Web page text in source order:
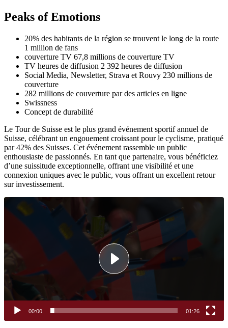
Peaks of Emotions
20% des habitants de la région se trouvent le long de la route
1 million de fans
couverture TV 67,8 millions de couverture TV
TV heures de diffusion 2 392 heures de diffusion
Social Media, Newsletter, Strava et Rouvy 230 millions de
couverture
282 millions de couverture par des articles en ligne
Swissness
Concept de durabilité
Le Tour de Suisse est le plus grand événement sportif annuel de
Suisse, célébrant un engouement croissant pour le cyclisme, pratiqué
par 42% des Suisses. Cet événement rassemble un public
enthousiaste de passionnés. En tant que partenaire, vous bénéficiez
d’une suissitude exceptionnelle, offrant une visibilité et une
connexion uniques avec le public, vous offrant un excellent retour
sur investissement.
Lecteur
vidéo
00:00 01:26